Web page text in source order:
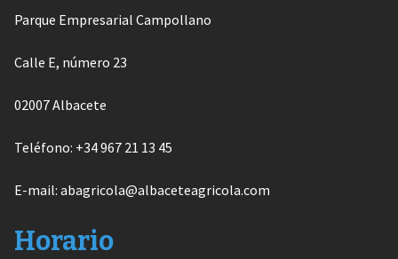
Parque Empresarial Campollano
Calle E, número 23
02007 Albacete
Teléfono: +34 967 21 13 45
E-mail: abagricola@albaceteagricola.com
Horario